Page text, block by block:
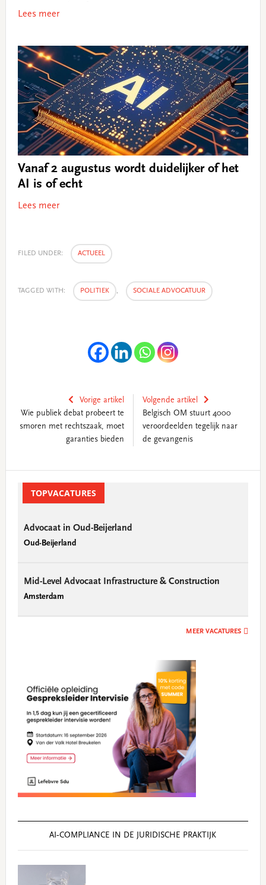
Lees meer
Vanaf 2 augustus wordt duidelijker of het
AI is of echt
Lees meer
FILED UNDER: ACTUEEL
TAGGED WITH: POLITIEK , SOCIALE ADVOCATUUR
Vorige artikel
Wie publiek debat probeert te
smoren met rechtszaak, moet
garanties bieden
Volgende artikel
Belgisch OM stuurt 4000
veroordeelden tegelijk naar
de gevangenis
SidebarTOPVACATURES
Advocaat in Oud-Beijerland
Oud-Beijerland
Mid-Level Advocaat Infrastructure & Construction
Amsterdam
MEER VACATURES
AI‑COMPLIANCE IN DE JURIDISCHE PRAKTIJK